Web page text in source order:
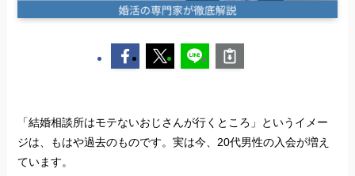
「結婚相談所はモテないおじさんが行くところ」というイメー
ジは、もはや過去のものです。実は今、20代男性の入会が増え
ています。